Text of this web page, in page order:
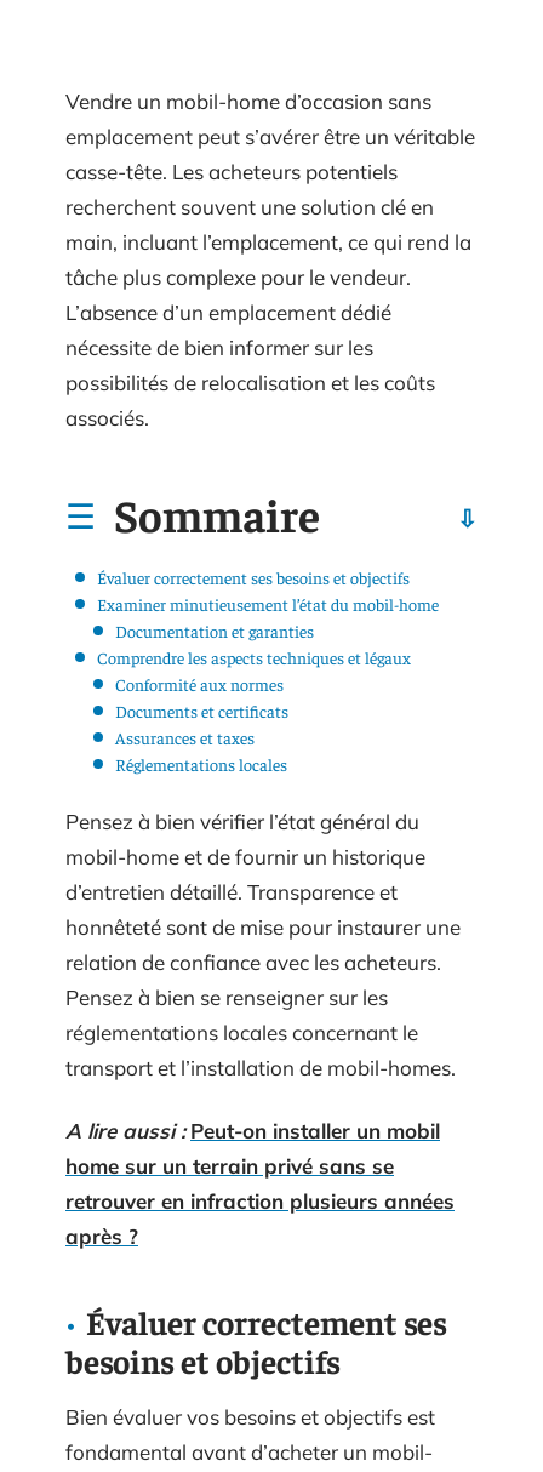
Vendre un mobil-home d’occasion sans
emplacement peut s’avérer être un véritable
casse-tête. Les acheteurs potentiels
recherchent souvent une solution clé en
main, incluant l’emplacement, ce qui rend la
tâche plus complexe pour le vendeur.
L’absence d’un emplacement dédié
nécessite de bien informer sur les
possibilités de relocalisation et les coûts
associés.
Sommaire
Évaluer correctement ses besoins et objectifs
Examiner minutieusement l’état du mobil-home
Documentation et garanties
Comprendre les aspects techniques et légaux
Conformité aux normes
Documents et certificats
Assurances et taxes
Réglementations locales
Pensez à bien vérifier l’état général du
mobil-home et de fournir un historique
d’entretien détaillé. Transparence et
honnêteté sont de mise pour instaurer une
relation de confiance avec les acheteurs.
Pensez à bien se renseigner sur les
réglementations locales concernant le
transport et l’installation de mobil-homes.
A lire aussi : Peut-on installer un mobil
home sur un terrain privé sans se
retrouver en infraction plusieurs années
après ?
Évaluer correctement ses
besoins et objectifs
Bien évaluer vos besoins et objectifs est
fondamental avant d’acheter un mobil-